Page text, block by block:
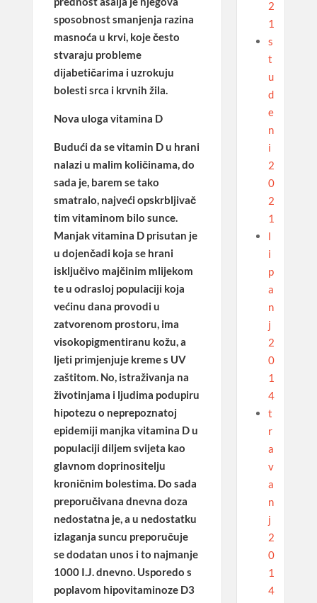
sposobnost smanjenja razina
masnoća u krvi, koje često
stvaraju probleme
dijabetičarima i uzrokuju
bolesti srca i krvnih žila.
Nova uloga vitamina D
Budući da se vitamin D u hrani
nalazi u malim količinama, do
sada je, barem se tako
smatralo, najveći opskrbljivač
tim vitaminom bilo sunce.
Manjak vitamina D prisutan je
u dojenčadi koja se hrani
isključivo majčinim mlijekom
te u odrasloj populaciji koja
većinu dana provodi u
zatvorenom prostoru, ima
visokopigmentiranu kožu, a
ljeti primjenjuje kreme s UV
zaštitom. No, istraživanja na
životinjama i ljudima podupiru
hipotezu o neprepoznatoj
epidemiji manjka vitamina D u
populaciji diljem svijeta kao
glavnom doprinositelju
kroničnim bolestima. Do sada
preporučivana dnevna doza
nedostatna je, a u nedostatku
izlaganja suncu preporučuje
se dodatan unos i to najmanje
1000 I.J. dnevno. Usporedo s
poplavom hipovitaminoze D3
2
1
s
t
u
d
e
n
i
2
0
2
1
l
i
p
a
n
j
2
0
1
4
t
r
a
v
a
n
j
2
0
1
4